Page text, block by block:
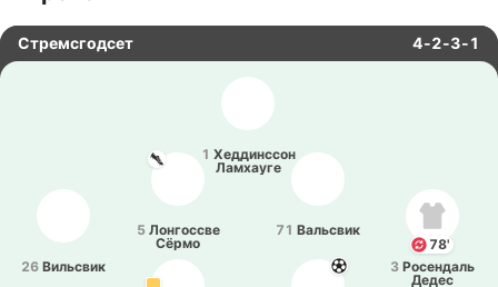
Стремсгодсет 4-2-3-1
1 Хе­дди­нссон
Ла­мхау­ге
5 Ло­нго­ссве
Сёрмо
71 Ва­льсвик
26 Ви­льсвик
78'
3 Ро­се­ндаль
Дедес